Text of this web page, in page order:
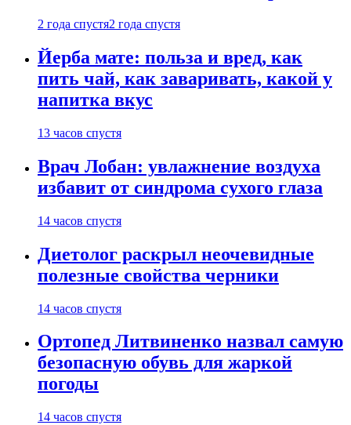
2 года спустя2 года спустя
Йерба мате: польза и вред, как
пить чай, как заваривать, какой у
напитка вкус
13 часов спустя
Врач Лобан: увлажнение воздуха
избавит от синдрома сухого глаза
14 часов спустя
Диетолог раскрыл неочевидные
полезные свойства черники
14 часов спустя
Ортопед Литвиненко назвал самую
безопасную обувь для жаркой
погоды
14 часов спустя